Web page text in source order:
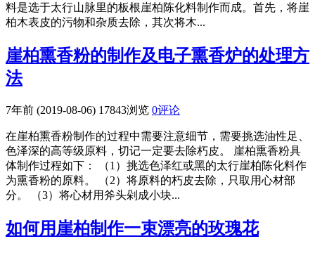
料是选于太行山脉里的板根崖柏陈化料制作而成。首先，将崖
柏木表皮的污物和杂质去除，其次将木...
崖柏熏香粉的制作及电子熏香炉的处理方
法
7年前 (2019-08-06) 17843浏览 0评论
在崖柏熏香粉制作的过程中需要注意细节，需要挑选油性足、
色泽深的高等级原料，切记一定要去除朽皮。 崖柏熏香粉具
体制作过程如下： （1）挑选色泽红或黑的太行崖柏陈化料作
为熏香粉的原料。 （2）将原料的朽皮去除，只取用心材部
分。 （3）将心材用斧头剁成小块...
如何用崖柏制作一束漂亮的玫瑰花